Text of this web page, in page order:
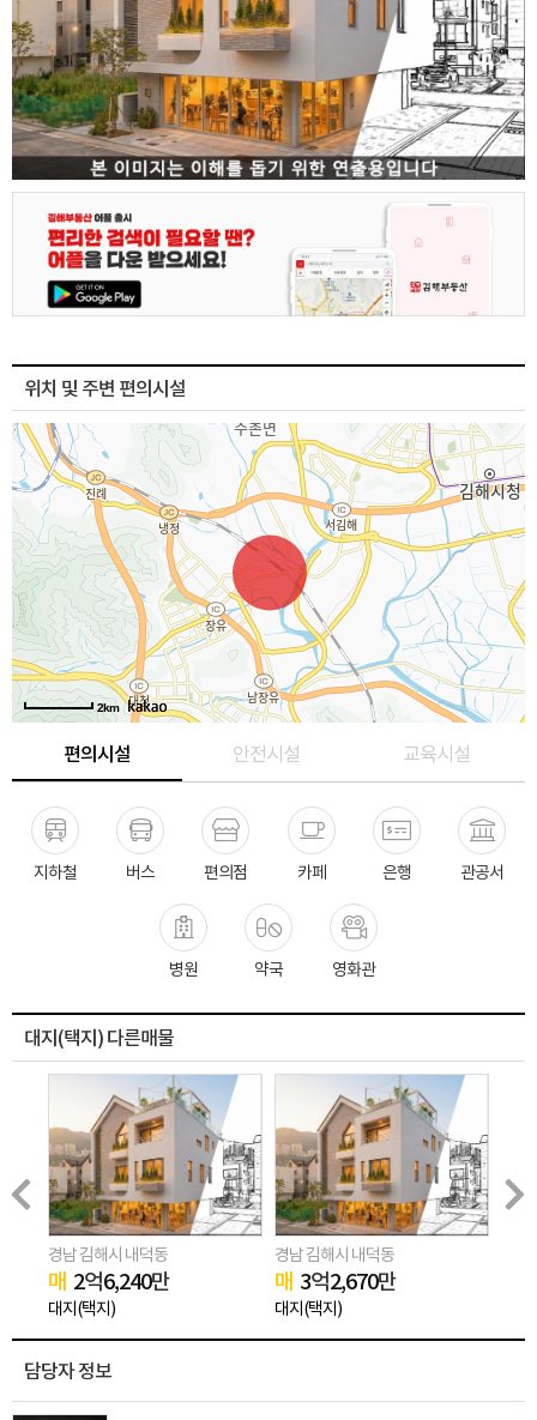
위치 및 주변 편의시설
2km
편의시설 안전시설 교육시설
지하철 버스 편의점 카페 은행 관공서
병원 약국 영화관
대지(택지) 다른매물
경남 김해시 내덕동
매 2억6,240만
대지(택지)
경남 김해시 내덕동
매 3억2,670만
대지(택지)
담당자 정보